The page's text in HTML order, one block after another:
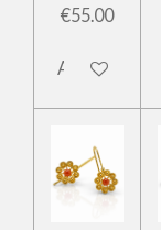
€55.00
Add to cart